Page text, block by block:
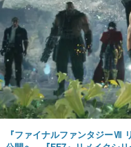
『ファイナルファンタジーⅦ